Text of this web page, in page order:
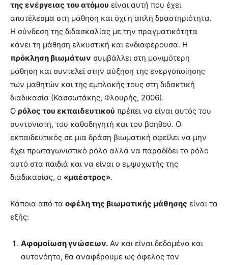
της ενέργειας του ατόμου είναι αυτή που έχει
αποτέλεσμα στη μάθηση και όχι η απλή δραστηριότητα.
H σύνδεση της διδασκαλίας με την πραγματικότητα
κάνει τη μάθηση ελκυστική και ενδιαφέρουσα. Η
πρόκληση βιωμάτων συμβάλλει στη μονιμότερη
μάθηση και συντελεί στην αύξηση της ενεργοποίησης
των μαθητών και της εμπλοκής τους στη διδακτική
διαδικασία (Κασσωτάκης, Φλουρής, 2006).
Ο ρόλος του εκπαιδευτικού πρέπει να είναι αυτός του
συντονιστή, του καθοδηγητή και του βοηθού. Ο
εκπαιδευτικός σε μια δράση βιωματική οφείλει να μην
έχει πρωταγωνιστικό ρόλο αλλά να παραδίδει το ρόλο
αυτό στα παιδιά και να είναι ο εμψυχωτής της
διαδικασίας, ο «μαέστρος».
Κάποια από τα οφέλη της βιωματικής μάθησης είναι τα
εξής:
Αφομοίωση γνώσεων. Αν και είναι δεδομένο και
αυτονόητο, θα αναφέρουμε ως όφελος τον